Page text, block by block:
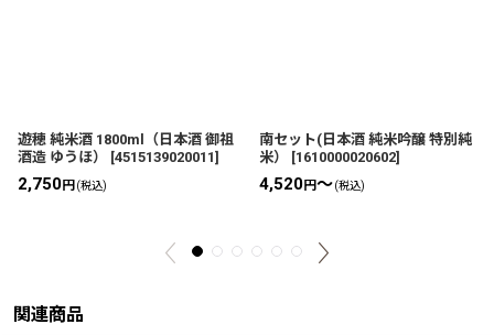
遊穂 純米酒 1800ml（日本酒 御祖
酒造 ゆうほ）
[4515139020011]
2,750円(税込)
南セット(日本酒 純米吟醸 特別純
米）
[1610000020602]
4,520円～(税込)
関連商品